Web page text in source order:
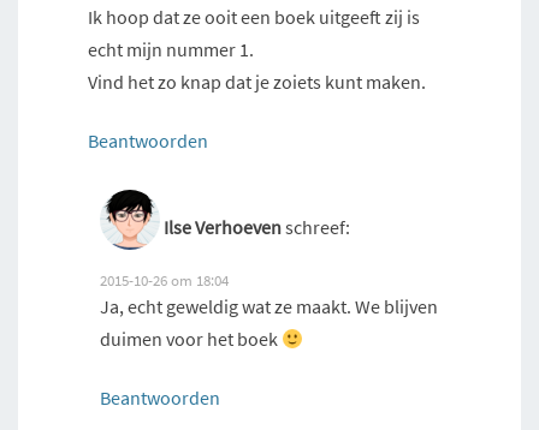
Ik hoop dat ze ooit een boek uitgeeft zij is
echt mijn nummer 1.
Vind het zo knap dat je zoiets kunt maken.
Beantwoorden
Ilse Verhoevenschreef:
2015-10-26 om 18:04
Ja, echt geweldig wat ze maakt. We blijven
duimen voor het boek
Beantwoorden